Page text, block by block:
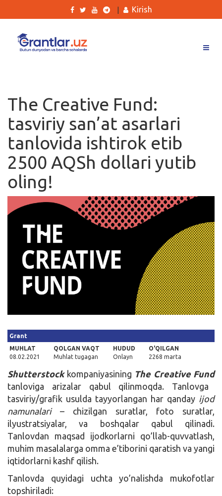
Ishlar
Kurslar
Blog
Yana
Kirish
The Creative Fund:
tasviriy san’at asarlari
tanlovida ishtirok etib
2500 AQSh dollari yutib
oling!
Grant
MUHLAT
08.02.2021
QOLGAN VAQT
Muhlat tugagan
HUDUD
Onlayn
O'QILGAN
2268 marta
Shutterstockkompaniyasining The Creative Fund
tanloviga arizalar qabul qilinmoqda. Tanlovga
tasviriy/grafik usulda tayyorlangan har qanday ijod
namunalari – chizilgan suratlar, foto suratlar,
ilyustratsiyalar, va boshqalar qabul qilinadi.
Tanlovdan maqsad ijodkorlarni qo’llab-quvvatlash,
muhim masalalarga omma e’tiborini qaratish va yangi
iqtidorlarni kashf qilish.
Tanlovda quyidagi uchta yo’nalishda mukofotlar
topshiriladi: